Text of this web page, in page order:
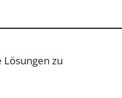
zu